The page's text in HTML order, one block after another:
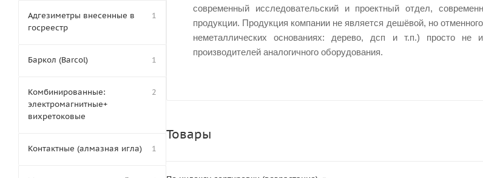
современный исследовательский и проектный отдел,
продукции. Продукция компании не является дешёвой, но
неметаллических основаниях: дерево, дсп и т.п.) просто
производителей аналогичного оборудования.
Товары
Адгезиметры внесенные в
госреестр
1
Баркол (Barcol) 1
Комбинированные:
электромагнитные+
вихретоковые
2
Контактные (алмазная игла) 1